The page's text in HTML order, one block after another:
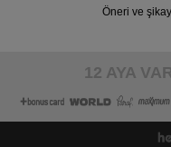
Öneri ve
12 AYA